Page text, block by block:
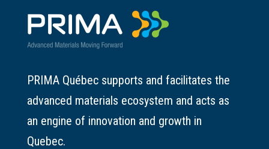
PRIMA Québec supports and facilitates the
advanced materials ecosystem and acts as
an engine of innovation and growth in
Quebec.